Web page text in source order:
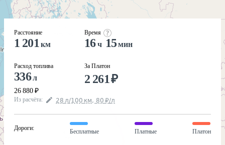
Расстояние
1 201 км
Расход топлива
336л
26 880 ₽
Время
16ч 15 мин
За Платон
2 261₽
Из расчёта: 28 л/100 км, 80 ₽/л
Дороги:
Бесплатные Платные Платон